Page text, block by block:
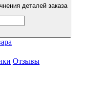
деталей заказа
Отзывы